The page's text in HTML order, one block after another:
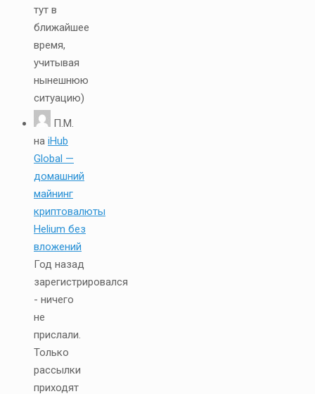
тут в
ближайшее
время,
учитывая
нынешнюю
ситуацию)
П.М.
на iHub
Global —
домашний
майнинг
криптовалюты
Helium без
вложений
Год назад
зарегистрировался
- ничего
не
прислали.
Только
рассылки
приходят